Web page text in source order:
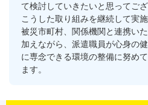
て検討していきたいと思ってご
こうした取り組みを継続して実
被災市町村、関係機関と連携い
加えながら、派遣職員が心身の
に専念できる環境の整備に努め
ます。